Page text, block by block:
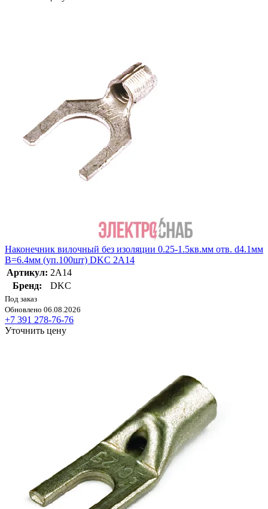
Наконечник вилочный без изоляции 0.25-1.5кв.мм отв. d4.1мм
B=6.4мм (уп.100шт) DKC 2A14
Артикул: 2A14
Бренд:
DKC
Под заказ
Обновлено 06.08.2026
+7 391 278-76-76
Уточнить цену